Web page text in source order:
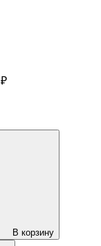
₽
В корзину